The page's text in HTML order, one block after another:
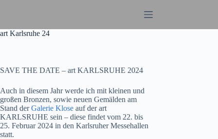
art Karlsruhe 24
SAVE THE DATE – art KARLSRUHE 2024
Auch in diesem Jahr werde ich mit kleinen und
großen Bronzen, sowie neuen Gemälden am
Stand derGalerie Klose auf der art
KARLSRUHE sein – diese findet vom 22. bis
25. Februar 2024 in den Karlsruher Messehallen
statt.